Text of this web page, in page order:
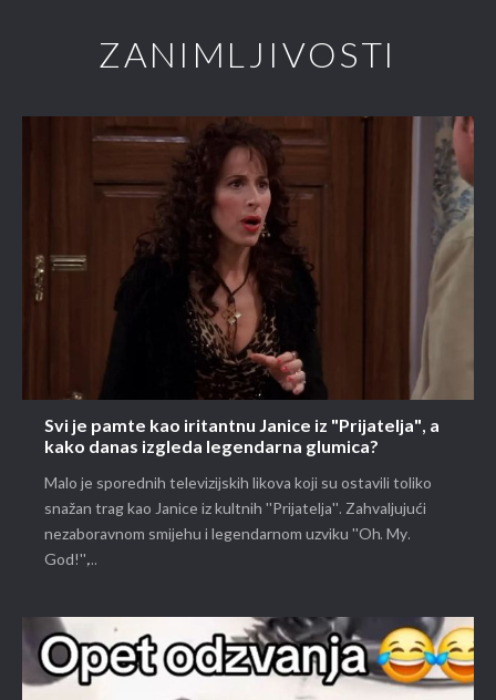
ZANIMLJIVOSTI
Svi je pamte kao iritantnu Janice iz "Prijatelja", a
kako danas izgleda legendarna glumica?
Malo je sporednih televizijskih likova koji su ostavili toliko
snažan trag kao Janice iz kultnih ''Prijatelja''. Zahvaljujući
nezaboravnom smijehu i legendarnom uzviku ''Oh. My.
God!'',...